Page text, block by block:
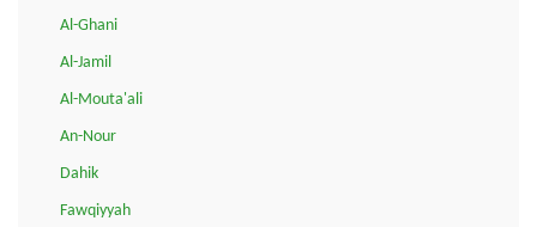
Al-Ghani
Al-Jamil
Al-Mouta'ali
An-Nour
Dahik
Fawqiyyah